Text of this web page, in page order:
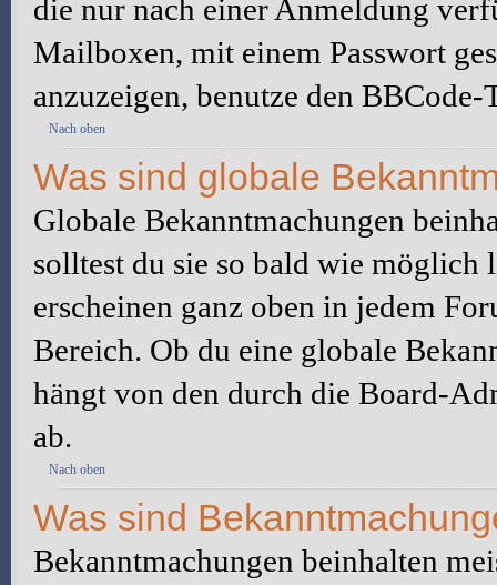
die nur nach einer Anmeldung
Mailboxen, mit einem Passwort
anzuzeigen, benutze den
Nach oben
Was sind globale
Globale Bekanntmachungen
solltest du sie so bald wie möglich
erscheinen ganz oben in jedem
Bereich. Ob du eine globale
hängt von den durch die Board-
ab.
Nach oben
Was sind
Bekanntmachungen beinhalten